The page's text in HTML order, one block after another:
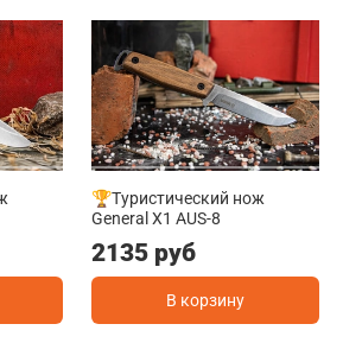
🏆Туристический нож
General X1 AUS-8
2135 руб
В корзину